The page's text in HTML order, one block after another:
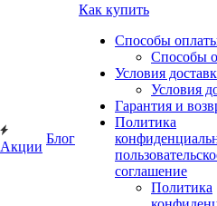
Акции
Блог
Как купить
Способы
Способы
Условия
Условия
Гарантия и
Политика
соглашение
Политика